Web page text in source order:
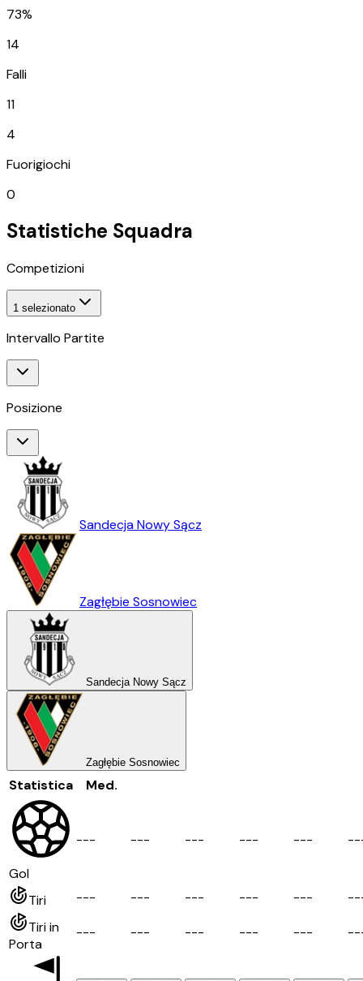
73%
14
Falli
11
4
Fuorigiochi
0
Statistiche Squadra
Competizioni
1 selezionato
Intervallo Partite
Posizione
Sandecja Nowy Sącz
Zagłębie Sosnowiec
Sandecja Nowy Sącz
Zagłębie Sosnowiec
Statistica Med.
Gol
--- --- --- --- --- --
Tiri --- --- --- --- --- --
Tiri in
Porta
--- --- --- --- --- --